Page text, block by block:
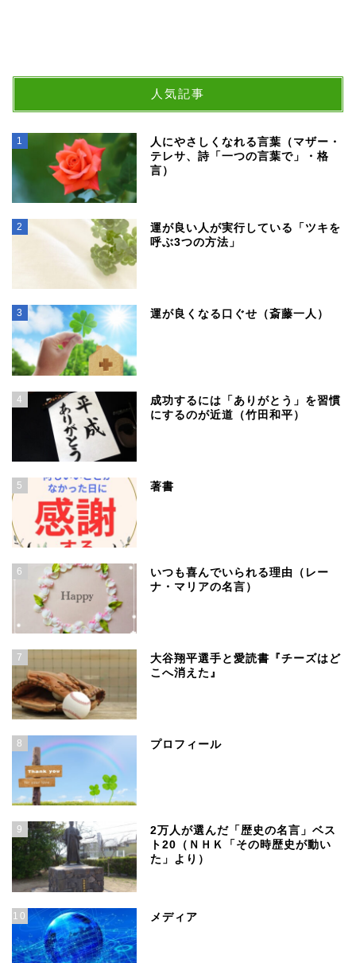
人気記事
1
人にやさしくなれる言葉（マザー・
テレサ、詩「一つの言葉で」・格
言）
2
運が良い人が実行している「ツキを
呼ぶ3つの方法」
3 運が良くなる口ぐせ（斎藤一人）
4
成功するには「ありがとう」を習慣
にするのが近道（竹田和平）
5 著書
6
いつも喜んでいられる理由（レー
ナ・マリアの名言）
7
大谷翔平選手と愛読書『チーズはど
こへ消えた』
8 プロフィール
9
2万人が選んだ「歴史の名言」ベス
ト20（ＮＨＫ「その時歴史が動い
た」より）
10 メディア